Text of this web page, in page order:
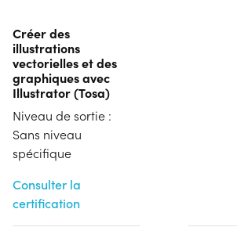
Créer des
illustrations
vectorielles et des
graphiques avec
Illustrator (Tosa)
Niveau de sortie :
Sans niveau
spécifique
Consulter la
certification